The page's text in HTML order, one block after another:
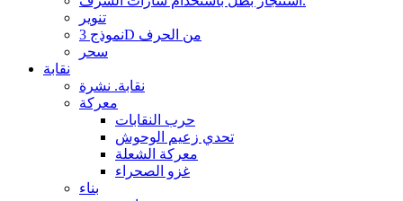
تنوير
نموذج 3D من الحرف
سحر
نقابة
نقابة. نشرة
معركة
حرب النقابات
تحدي زعيم الوحوش
معركة الشعلة
غزو الصحراء
بناء